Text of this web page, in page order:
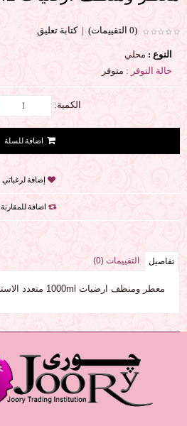
(0 التقييمات) |كتابة تعليق
النوع : محلي
حالة التوفر : متوفر
الكمية:
إضافة لرغباتي
اضافة للمقارنة
تفاصيل التقييمات (0)
معطر ومنظف ارضيات 1000ml متعدد الاستخدام عود انتاج روزيرا